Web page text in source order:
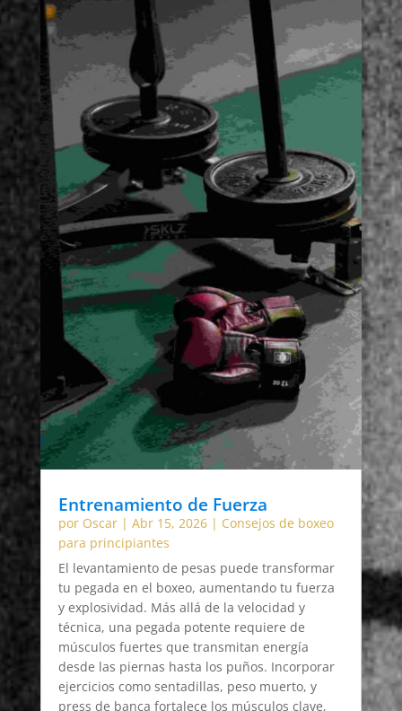
Entrenamiento de Fuerza
por Oscar| Abr 15, 2026| Consejos de boxeo
para principiantes
El levantamiento de pesas puede transformar
tu pegada en el boxeo, aumentando tu fuerza
y explosividad. Más allá de la velocidad y
técnica, una pegada potente requiere de
músculos fuertes que transmitan energía
desde las piernas hasta los puños. Incorporar
ejercicios como sentadillas, peso muerto, y
press de banca fortalece los músculos clave,